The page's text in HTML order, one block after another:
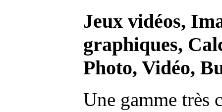
Jeux vidéos,
graphiques,
Photo, Vidéo,
Une gamme très